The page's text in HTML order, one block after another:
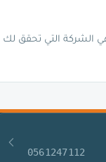
التي تحقق لك
0561247112